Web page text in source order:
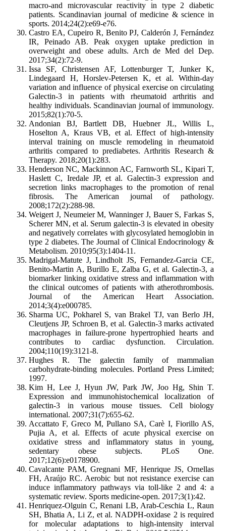
macro‐and microvascular reactivity in type 2 diabetic
patients. Scandinavian journal of medicine & science in
sports. 2014;24(2):e69-e76.
Castro EA, Cupeiro R, Benito PJ, Calderón J, Fernández
IR, Peinado AB. Peak oxygen uptake prediction in
overweight and obese adults. Arch de Med del Dep.
2017;34(2):72-9.
Issa SF, Christensen AF, Lottenburger T, Junker K,
Lindegaard H, Horslev-Petersen K, et al. Within-day
variation and influence of physical exercise on circulating
Galectin-3 in patients with rheumatoid arthritis and
healthy individuals. Scandinavian journal of immunology.
2015;82(1):70-5.
Andonian BJ, Bartlett DB, Huebner JL, Willis L,
Hoselton A, Kraus VB, et al. Effect of high-intensity
interval training on muscle remodeling in rheumatoid
arthritis compared to prediabetes. Arthritis Research &
Therapy. 2018;20(1):283.
Henderson NC, Mackinnon AC, Farnworth SL, Kipari T,
Haslett C, Iredale JP, et al. Galectin-3 expression and
secretion links macrophages to the promotion of renal
fibrosis. The American journal of pathology.
2008;172(2):288-98.
Weigert J, Neumeier M, Wanninger J, Bauer S, Farkas S,
Scherer MN, et al. Serum galectin-3 is elevated in obesity
and negatively correlates with glycosylated hemoglobin in
type 2 diabetes. The Journal of Clinical Endocrinology &
Metabolism. 2010;95(3):1404-11.
Madrigal‐Matute J, Lindholt JS, Fernandez‐Garcia CE,
Benito‐Martin A, Burillo E, Zalba G, et al. Galectin‐3, a
biomarker linking oxidative stress and inflammation with
the clinical outcomes of patients with atherothrombosis.
Journal of the American Heart Association.
2014;3(4):e000785.
Sharma UC, Pokharel S, van Brakel TJ, van Berlo JH,
Cleutjens JP, Schroen B, et al. Galectin-3 marks activated
macrophages in failure-prone hypertrophied hearts and
contributes to cardiac dysfunction. Circulation.
2004;110(19):3121-8.
Hughes R. The galectin family of mammalian
carbohydrate-binding molecules. Portland Press Limited;
1997.
Kim H, Lee J, Hyun JW, Park JW, Joo Hg, Shin T.
Expression and immunohistochemical localization of
galectin‐3 in various mouse tissues. Cell biology
international. 2007;31(7):655-62.
Accattato F, Greco M, Pullano SA, Carè I, Fiorillo AS,
Pujia A, et al. Effects of acute physical exercise on
oxidative stress and inflammatory status in young,
sedentary obese subjects. PLoS One.
2017;12(6):e0178900.
Cavalcante PAM, Gregnani MF, Henrique JS, Ornellas
FH, Araújo RC. Aerobic but not resistance exercise can
induce inflammatory pathways via toll-like 2 and 4: a
systematic review. Sports medicine-open. 2017;3(1):42.
Henriquez-Olguin C, Renani LB, Arab-Ceschia L, Raun
SH, Bhatia A, Li Z, et al. NADPH-oxidase 2 is required
for molecular adaptations to high-intensity interval